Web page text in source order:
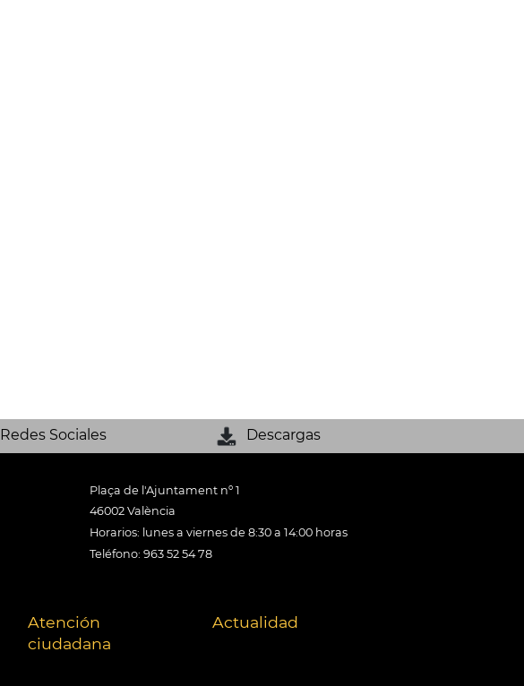
Redes Sociales Descargas
Plaça de l'Ajuntament nº 1
46002 València
Horarios: lunes a viernes de 8:30 a 14:00 horas
Teléfono: 963 52 54 78
Atención
ciudadana
Actualidad